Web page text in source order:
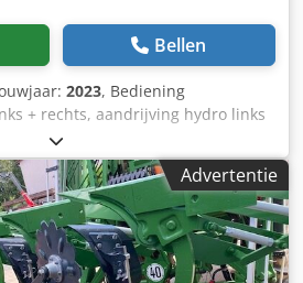
Bellen
2023, Bediening
+ rechts, aandrijving hydro links
en FlowControl hoofdschijf links +
rol- en
werkverlichting,
/ 16 stuks EasyCheck-
Advertentie